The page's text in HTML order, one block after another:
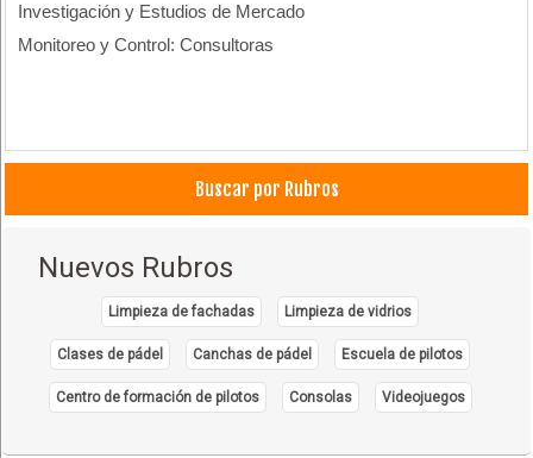
Investigación y Estudios de Mercado
Monitoreo y Control: Consultoras
Buscar por Rubros
Nuevos Rubros
Limpieza de fachadas Limpieza de vidrios
Clases de pádel Canchas de pádel Escuela de pilotos
Centro de formación de pilotos Consolas Videojuegos